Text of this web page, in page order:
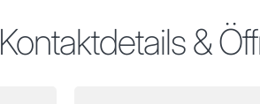
Kontaktdetails &